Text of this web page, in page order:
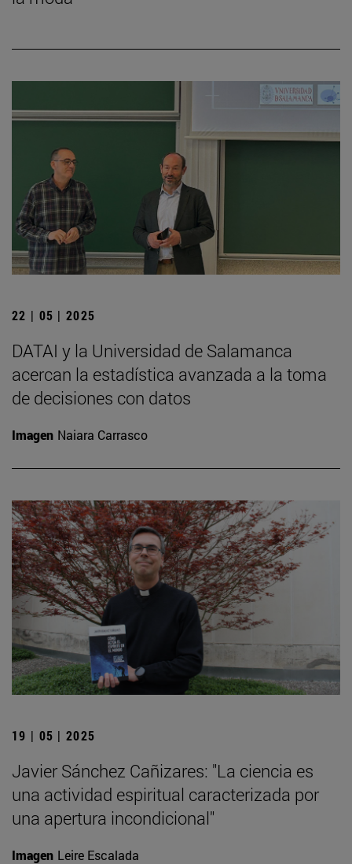
22 | 05 | 2025
DATAI y la Universidad de Salamanca
acercan la estadística avanzada a la toma
de decisiones con datos
Imagen Naiara Carrasco
19 | 05 | 2025
Javier Sánchez Cañizares: "La ciencia es
una actividad espiritual caracterizada por
una apertura incondicional"
Imagen Leire Escalada